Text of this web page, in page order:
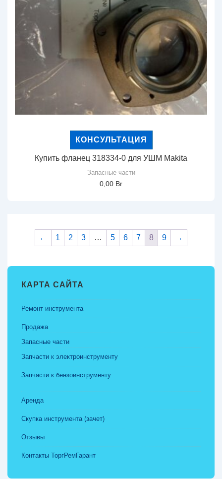
КОНСУЛЬТАЦИЯ
Купить фланец 318334-0 для УШМ Makita
Запасные части
0,00 Br
← 1 2 3 … 5 6 7 8 9 →
КАРТА САЙТА
Ремонт инструмента
Продажа
Запасные части
Запчасти к электроинструменту
Запчасти к бензоинструменту
Аренда
Скупка инструмента (зачет)
Отзывы
Контакты ТоргРемГарант